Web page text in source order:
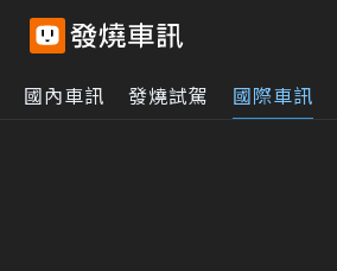
國內車訊 發燒試駕 國際車訊